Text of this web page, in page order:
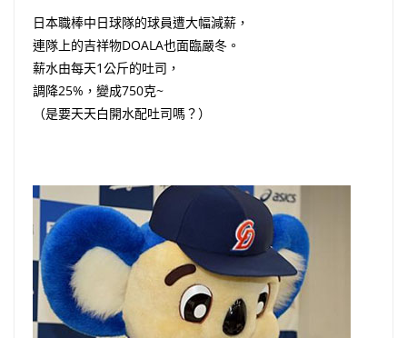
日本職棒中日球隊的球員遭大幅減薪，
連隊上的吉祥物DOALA也面臨嚴冬。
薪水由每天1公斤的吐司，
調降25%，變成750克~
（是要天天白開水配吐司嗎？）